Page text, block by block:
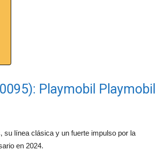
Playmobil Playmobil
su línea clásica y un fuerte impulso por la
en 2024.